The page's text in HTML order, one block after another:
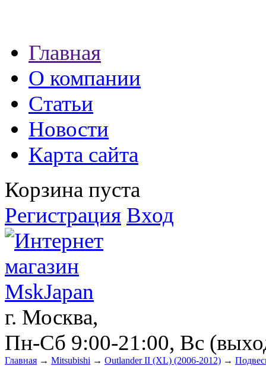
экспресс займы
Главная
О компании
Статьи
Новости
Карта сайта
Корзина пуста
Регистрация Вход
г. Москва,
Пн-Сб 9:00-21:00, Вс
Главная → Mitsubishi → Outlander II (XL) (2006-2012) →